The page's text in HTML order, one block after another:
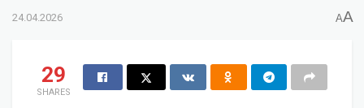
24.04.2026 AA
29
SHARES